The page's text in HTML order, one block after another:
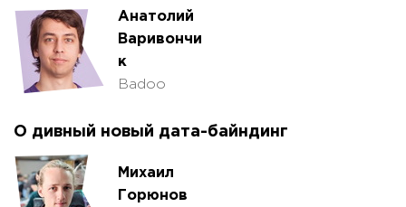
Анатолий
Варивончи
к
Badoo
О дивный новый дата-байндинг
Михаил
Горюнов